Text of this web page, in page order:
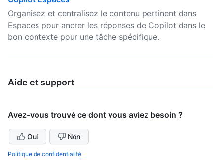
Organisez et centralisez le contenu pertinent dans
Espaces pour ancrer les réponses de Copilot dans le
bon contexte pour une tâche spécifique.
Aide et support
Avez-vous trouvé ce dont vous aviez besoin ?
Oui Non
Politique de confidentialité